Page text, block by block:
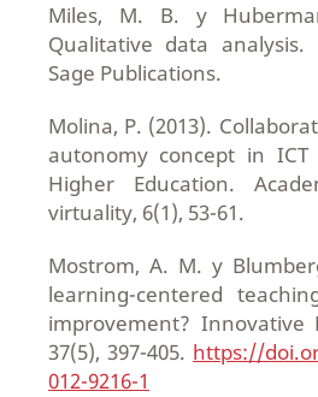
Miles, M. B. y
Qualitative data analysis.
Sage Publications.
Molina, P. (2013).
autonomy concept in
Higher Education.
virtuality, 6(1), 53-61.
Mostrom, A. M. y
learning-centered
improvement? Innovative
37(5), 397-405. https://
012-9216-1